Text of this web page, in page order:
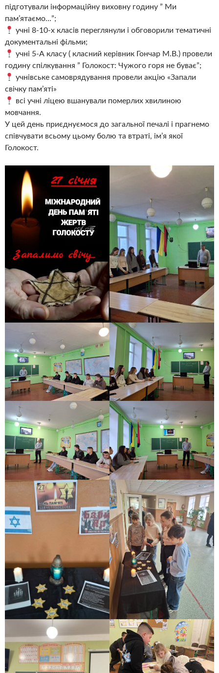
підготували інформаційну виховну годину ” Ми
пам’ятаємо…”;
учні 8-10-х класів переглянули і обговорили тематичні
документальні фільми;
учні 5-А класу ( класний керівник Гончар М.В.) провели
годину спілкування ” Голокост: Чужого горя не буває”;
учнівське самоврядування провели акцію «Запали
свічку пам’яті»
всі учні ліцею вшанували померлих хвилиною
мовчання.
У цей день приєднуємося до загальної печалі і прагнемо
співчувати всьому цьому болю та втраті, ім’я якої
Голокост.